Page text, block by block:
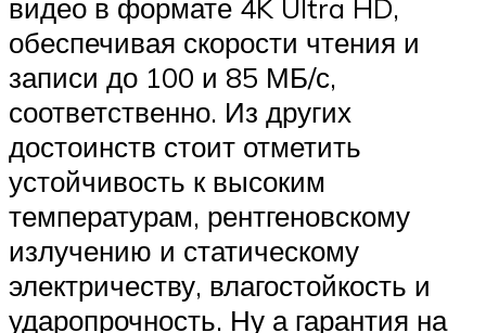
видео в формате 4K Ultra HD,
обеспечивая скорости чтения и
записи до 100 и 85 МБ/с,
соответственно. Из других
достоинств стоит отметить
устойчивость к высоким
температурам, рентгеновскому
излучению и статическому
электричеству, влагостойкость и
ударопрочность. Ну а гарантия на